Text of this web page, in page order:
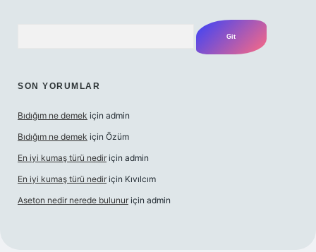
SON YORUMLAR
Bıdığım ne demek için admin
Bıdığım ne demek için Özüm
En iyi kumaş türü nedir için admin
En iyi kumaş türü nedir için Kıvılcım
Aseton nedir nerede bulunur için admin